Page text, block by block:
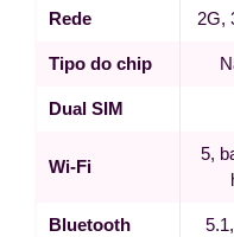
Rede 2G,
Tipo do chip
Dual SIM
Wi-Fi
5,
Bluetooth